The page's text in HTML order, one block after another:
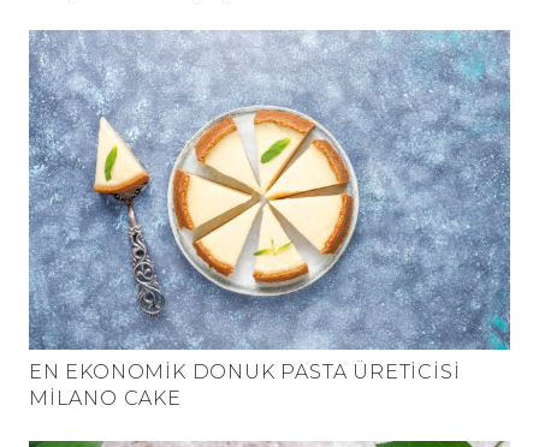
EN EKONOMIK DONUK PASTA ÜRETICISI
MILANO CAKE